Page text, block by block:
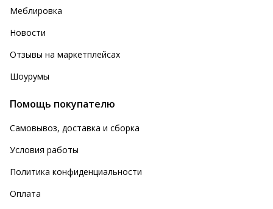
Меблировка
Новости
Отзывы на маркетплейсах
Шоурумы
Помощь покупателю
Самовывоз, доставка и сборка
Условия работы
Политика конфиденциальности
Оплата